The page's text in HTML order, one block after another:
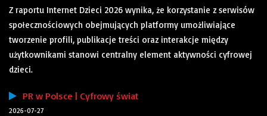
Z raportu Internet Dzieci 2026 wynika, że korzystanie z serwisów
społecznościowych obejmujących platformy umożliwiające
tworzenie profili, publikacje treści oraz interakcje między
użytkownikami stanowi centralny element aktywności cyfrowej
dzieci.
PR w Polsce | Cyfrowy świat
2026-07-27